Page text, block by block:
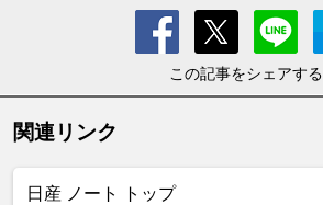
この記事をシェアする
関連リンク
日産 ノート トップ